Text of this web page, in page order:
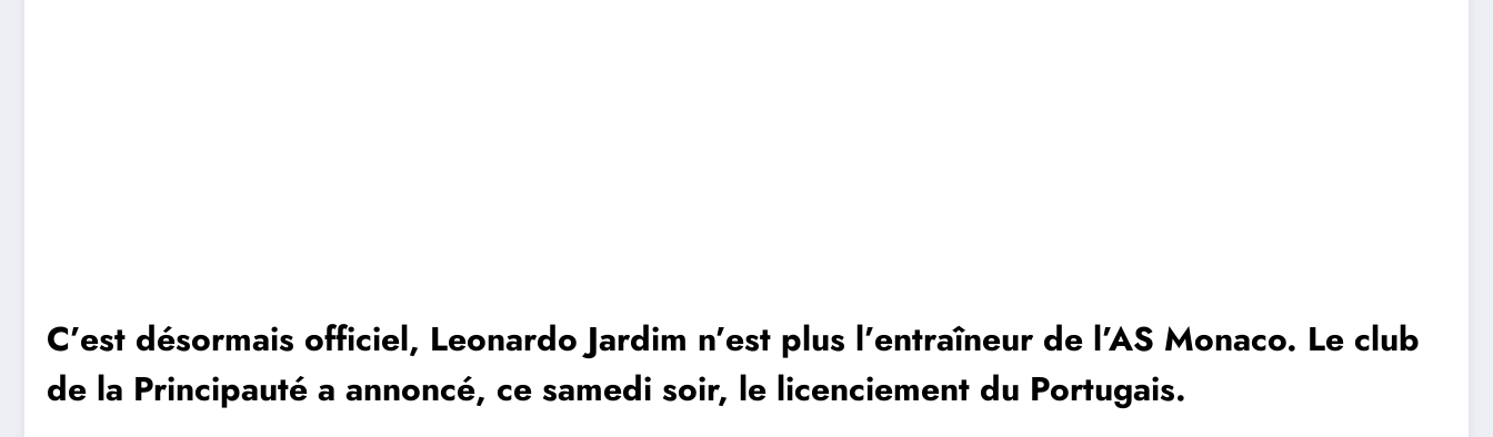
C’est désormais officiel, Leonardo Jardim n’est plus l’entraîneur de l’AS Monaco. Le club
de la Principauté a annoncé, ce samedi soir, le licenciement du Portugais.